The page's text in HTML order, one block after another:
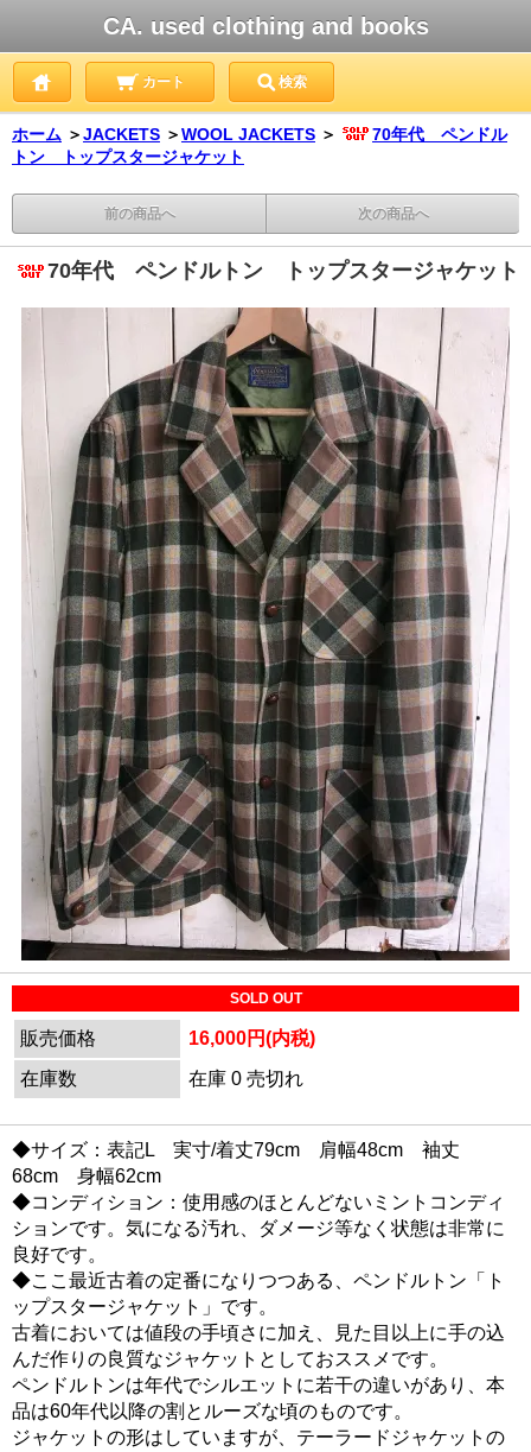
CA. used clothing and books
カート 検索
ホーム ＞JACKETS ＞WOOL JACKETS ＞
70年代 ペンドル
トン トップスタージャケット
前の商品へ 次の商品へ
70年代 ペンドルトン トップスタージャケット
SOLD OUT
販売価格
16,000円(内税)
在庫数
在庫 0 売切れ
◆サイズ：表記L 実寸/着丈79cm 肩幅48cm 袖丈
68cm 身幅62cm
◆コンディション：使用感のほとんどないミントコンディ
ションです。気になる汚れ、ダメージ等なく状態は非常に
良好です。
◆ここ最近古着の定番になりつつある、ペンドルトン「ト
ップスタージャケット」です。
古着においては値段の手頃さに加え、見た目以上に手の込
んだ作りの良質なジャケットとしておススメです。
ペンドルトンは年代でシルエットに若干の違いがあり、本
品は60年代以降の割とルーズな頃のものです。
ジャケットの形はしていますが、テーラードジャケットの